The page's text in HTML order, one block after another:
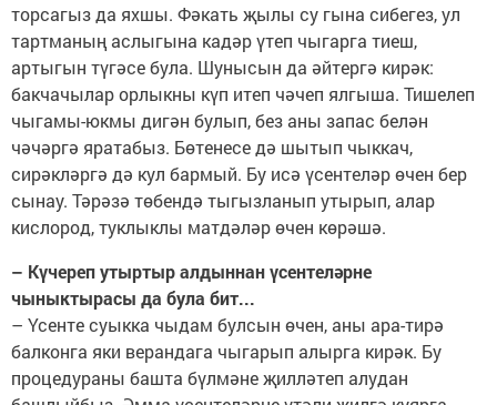
торсагыз да яхшы. Фәкать җылы су гына сибегез, ул
тартманың аслыгына кадәр үтеп чыгарга тиеш,
артыгын түгәсе була. Шунысын да әйтергә кирәк:
бакчачылар орлыкны күп итеп чәчеп ялгыша. Тишелеп
чыгамы-юкмы дигән булып, без аны запас белән
чәчәргә яратабыз. Бөтенесе дә шытып чыккач,
сирәкләргә дә кул бармый. Бу исә үсентеләр өчен бер
сынау. Тәрәзә төбендә тыгызланып утырып, алар
кислород, туклык­лы матдәләр өчен көрәшә.
– Күчереп утыртыр алдыннан үсентеләрне
чыныктырасы да була бит...
– Үсенте суыкка чыдам булсын өчен, аны ара-тирә
балконга яки верандага чыгарып алырга кирәк. Бу
процедураны башта бүлмәне җилләтеп алудан